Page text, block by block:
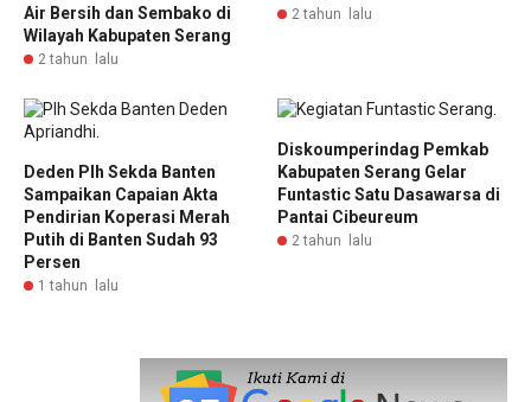
Air Bersih dan Sembako di
Wilayah Kabupaten Serang
2 tahun lalu
2 tahun lalu
Deden Plh Sekda Banten
Sampaikan Capaian Akta
Pendirian Koperasi Merah
Putih di Banten Sudah 93
Persen
1 tahun lalu
Diskoumperindag Pemkab
Kabupaten Serang Gelar
Funtastic Satu Dasawarsa di
Pantai Cibeureum
2 tahun lalu